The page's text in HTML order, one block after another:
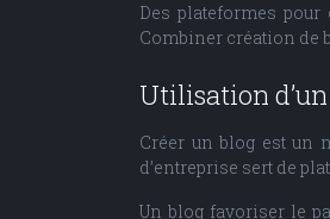
Des plateformes
Combiner création de
Utilisation
Créer un blog est un
d’entreprise sert de
Un blog favoriser le